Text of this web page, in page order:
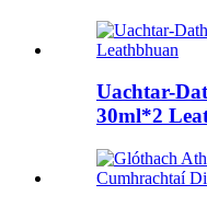
Uachtar-
30ml*2